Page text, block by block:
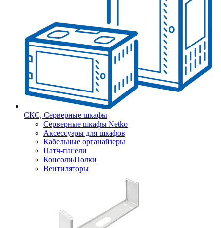
СКС, Серверные шкафы
Серверные шкафы Netko
Аксессуары для шкафов
Кабельные органайзеры
Патч-панели
Консоли/Полки
Вентиляторы